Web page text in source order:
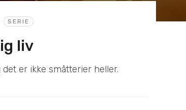
SERIE
liv
er ikke småtterier heller.